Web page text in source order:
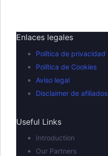
Enlaces legales
Política de privacidad
Política de Cookies
Aviso legal
Disclaimer de afiliados
Useful Links
Introduction
Our Partners